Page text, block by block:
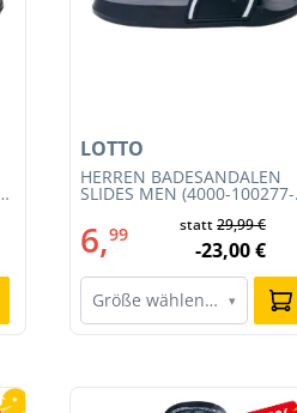
HERREN BADESANDALEN
SLIDES MEN (4000-100277-
LOTTO
6,99 statt29,99 €
-23,00 €
Größe wählen… ▾